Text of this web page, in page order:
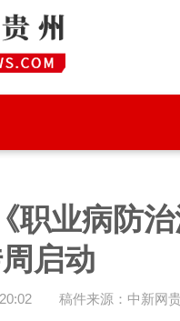
职业病防
启动
稿件来源：中新网